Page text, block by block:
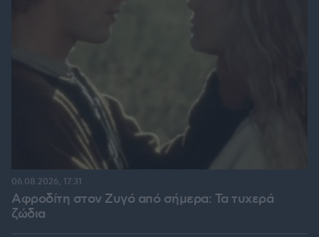
Αφροδίτη στον Ζυγό από σήμερα: Τα τυχερά
ζώδια
06.08.2026, 17:31